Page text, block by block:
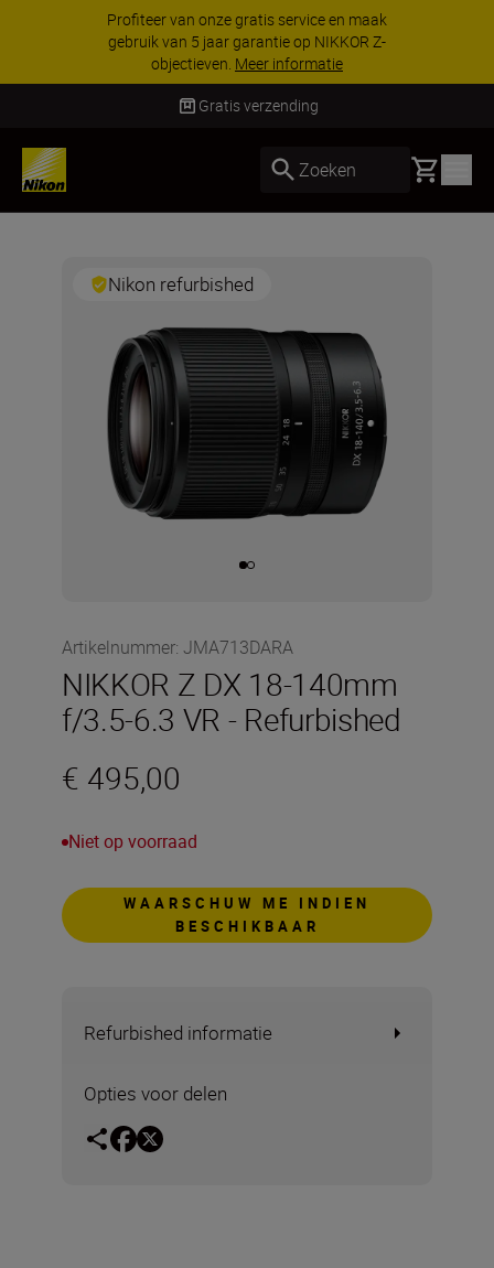
Profiteer van onze gratis service en maak
gebruik van 5 jaar garantie op NIKKOR Z-
objectieven. Meer informatie
Gratis verzending
Zoeken Basket
Nikon refurbished
Artikelnummer: JMA713DARA
NIKKOR Z DX 18-140mm
f/3.5-6.3 VR - Refurbished
€ 495,00
Niet op voorraad
WAARSCHUW ME INDIEN
BESCHIKBAAR
Refurbished informatie
Opties voor delen